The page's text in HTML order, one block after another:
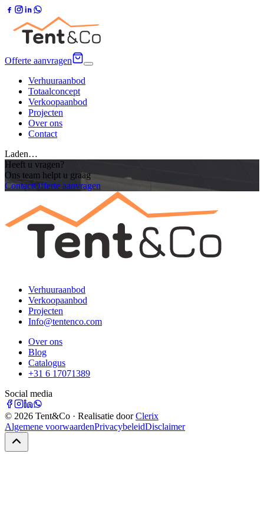
Offerte aanvragen
Verhuuraanbod
Totaalconcept
Verkoopaanbod
Projecten
Over ons
Contact
Laden…
Heeft u vragen?
Ons team helpt u graag
ContactOfferte aanvragen
Verhuuraanbod
Verkoopaanbod
Projecten
Info@tentenco.com
Over ons
Blog
Catalogus
+31 6 17071389
Social media
© 2026 Tent&Co · Realisatie door Clerix
Algemene voorwaardenPrivacybeleidDisclaimer